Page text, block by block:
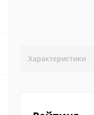
Характеристики